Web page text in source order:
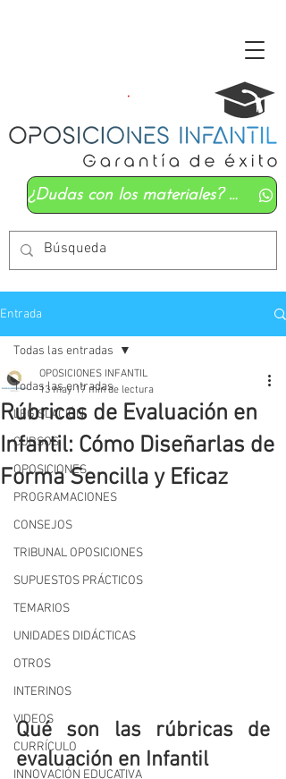
¿Dudas con los materiales? Mándanos un whatsapp
Entrada
Todas las entradas
LEGISLACIÓN
CURSOS
OPOSICIONES
PROGRAMACIONES
CONSEJOS
TRIBUNAL OPOSICIONES
SUPUESTOS PRÁCTICOS
TEMARIOS
UNIDADES DIDÁCTICAS
OTROS
INTERINOS
VIDEOS
CURRÍCULO
INNOVACIÓN EDUCATIVA
Todas las entradas
Rúbricas de Evaluación en
Infantil: Cómo Diseñarlas de
Forma Sencilla y Eficaz
OPOSICIONES INFANTIL
13 may 17 min de lectura
Qué son las rúbricas de
evaluación en Infantil